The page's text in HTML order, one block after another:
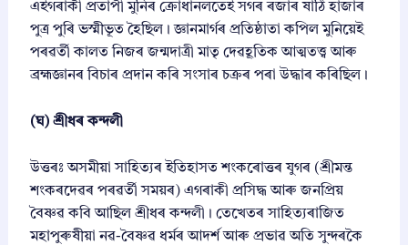
এইগৰাকী প্ৰতাপী মুনিৰ ক্ৰোধানলতেই সগৰ ৰজাৰ ষাঠি হাজাৰ
পুত্ৰ পুৰি ভস্মীভূত হৈছিল। জ্ঞানমাৰ্গৰ প্ৰতিষ্ঠাতা কপিল মুনিয়েই
পৰৱৰ্তী কালত নিজৰ জন্মদাত্ৰী মাতৃ দেৱহূতিক আত্মতত্ত্ব আৰু
ব্ৰহ্মজ্ঞানৰ বিচাৰ প্ৰদান কৰি সংসাৰ চক্ৰৰ পৰা উদ্ধাৰ কৰিছিল।
(ঘ) শ্রীধৰ কন্দলী
উত্তৰঃ অসমীয়া সাহিত্যৰ ইতিহাসত শংকৰোত্তৰ যুগৰ (শ্ৰীমন্ত
শংকৰদেৱৰ পৰৱৰ্তী সময়ৰ) এগৰাকী প্ৰসিদ্ধ আৰু জনপ্ৰিয়
বৈষ্ণৱ কবি আছিল শ্ৰীধৰ কন্দলী। তেখেতৰ সাহিত্যৰাজিত
মহাপুৰুষীয়া নৱ-বৈষ্ণৱ ধৰ্মৰ আদৰ্শ আৰু প্ৰভাৱ অতি সুন্দৰকৈ